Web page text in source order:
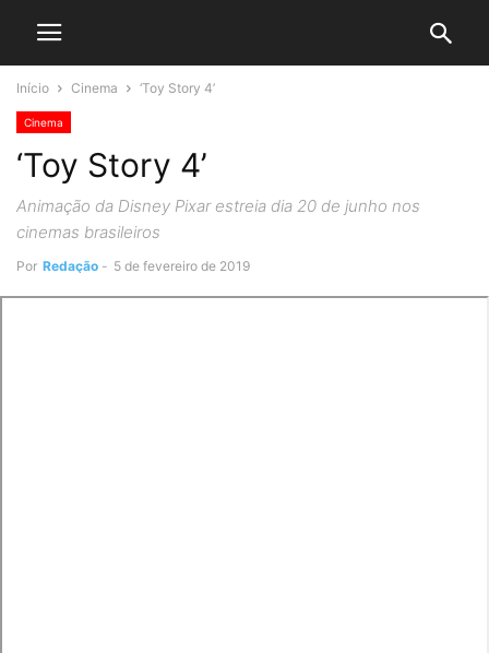
Início Cinema ‘Toy Story 4’
Cinema
‘Toy Story 4’
Animação da Disney Pixar estreia dia 20 de junho nos
cinemas brasileiros
Por Redação - 5 de fevereiro de 2019